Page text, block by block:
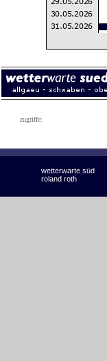
zugriffe:
wetterwarte süd
roland roth